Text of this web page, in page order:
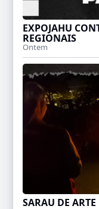
EXPOJAHU
REGIONAIS
Ontem
SARAU DE